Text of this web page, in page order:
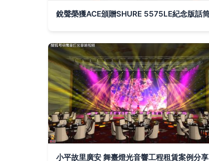
小平故里廣安 舞臺燈光音響工程租賃案例分享